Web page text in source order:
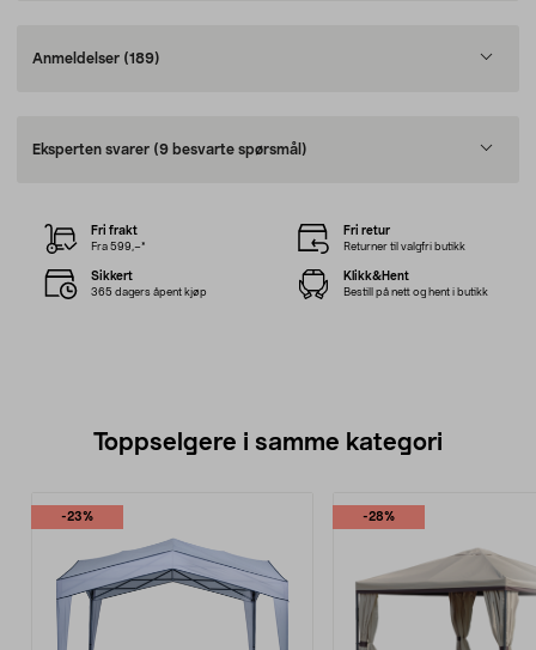
Anmeldelser (189)
Eksperten svarer (9 besvarte spørsmål)
Fri frakt
Fra 599,–*
Fri retur
Returner til valgfri butikk
Sikkert
365 dagers åpent kjøp
Klikk&Hent
Bestill på nett og hent i butikk
Toppselgere i samme kategori
-23% -28%